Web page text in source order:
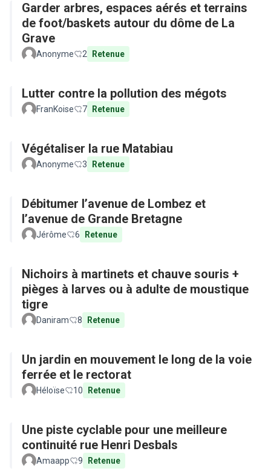
Garder arbres, espaces aérés et terrains
de foot/baskets autour du dôme de La
Grave
Anonyme 2 Retenue
Lutter contre la pollution des mégots
FranKoise 7 Retenue
Végétaliser la rue Matabiau
Anonyme 3 Retenue
Débitumer l’avenue de Lombez et
l’avenue de Grande Bretagne
Jérôme 6 Retenue
Nichoirs à martinets et chauve souris +
pièges à larves ou à adulte de moustique
tigre
Daniram 8 Retenue
Un jardin en mouvement le long de la voie
ferrée et le rectorat
Héloïse 10 Retenue
Une piste cyclable pour une meilleure
continuité rue Henri Desbals
Amaapp 9 Retenue